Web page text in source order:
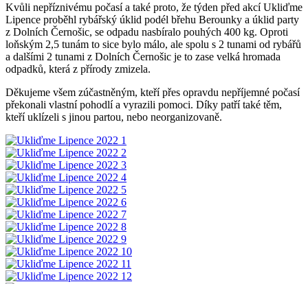
Kvůli nepříznivému počasí a také proto, že týden před akcíUkliďme
Lipence proběhl rybářský úklid podél břehu Berounky a úklid party
z Dolních Černošic, se odpadu nasbíralo pouhých 400 kg. Oproti
loňským 2,5 tunám to sice bylo málo, ale spolu s 2 tunami od rybářů
a dalšími 2 tunami z Dolních Černošic je to zase velká hromada
odpadků, která z přírody zmizela.
Děkujeme všem zúčastněným, kteří přes opravdu nepříjemné počasí
překonali vlastní pohodlí a vyrazili pomoci. Díky patří také těm,
kteří uklízeli s jinou partou, nebo neorganizovaně.